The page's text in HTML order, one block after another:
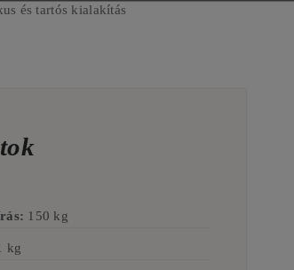
és tartós kialakítás
150 kg
kg